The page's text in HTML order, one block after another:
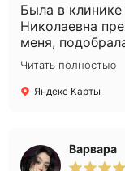
Была в
Николаевна
меня,
рекомендую!
Читать полностью
Яндекс Карты
Варвара